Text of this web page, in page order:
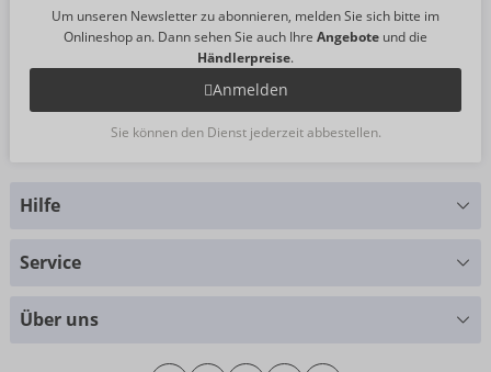
Um unseren Newsletter zu abonnieren, melden Sie sich bitte im
Onlineshop an. Dann sehen Sie auch Ihre Angebote und die
Händlerpreise.
Anmelden
Sie können den Dienst jederzeit abbestellen.
Hilfe
Montag - Donnerstag: 09:00 - 16:00 Uhr
Service
Über uns